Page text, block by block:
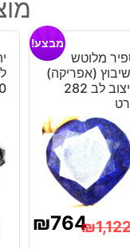
מלוטש
(אפריקה)
עיצוב לב 282
מבצע!
₪
₪764